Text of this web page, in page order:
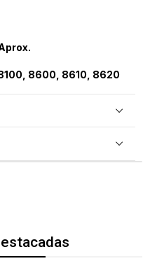
8600, 8610, 8620